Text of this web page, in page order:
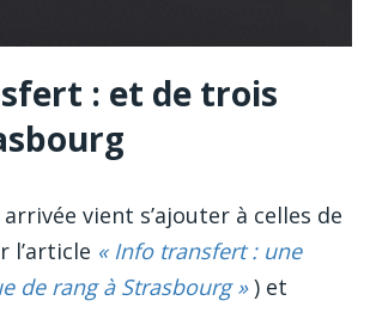
: et de trois
vient s’ajouter à celles de
l’article « Info transfert : une
de rang à Strasbourg ») et